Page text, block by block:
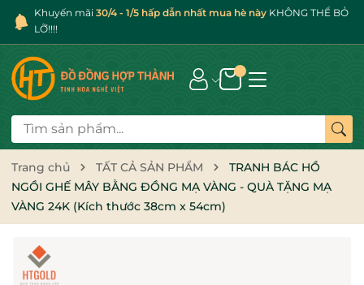
Khuyến mãi 30/4 - 1/5 hấp dẫn nhất mua hè này KHÔNG THỂ BỎ
LỠ!!!!
Trang chủ TẤT CẢ SẢN PHẨM
TRANH BÁC HỒ
NGỒI GHẾ MÂY BẰNG ĐỒNG MẠ VÀNG - QUÀ TẶNG MẠ
VÀNG 24K (Kích thước 38cm x 54cm)